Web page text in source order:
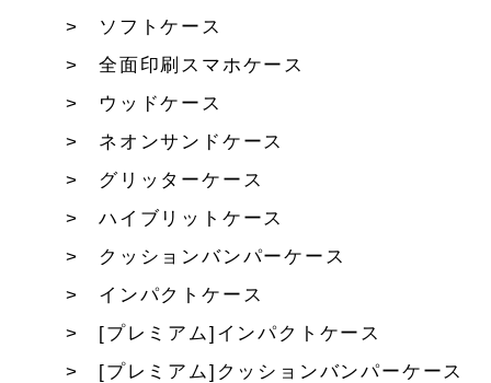
ソフトケース
全面印刷スマホケース
ウッドケース
ネオンサンドケース
グリッターケース
ハイブリットケース
クッションバンパーケース
インパクトケース
[プレミアム]インパクトケース
[プレミアム]クッションバンパーケース